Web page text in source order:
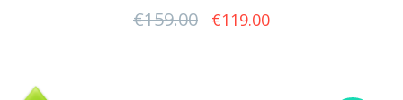
€159.00 Original
€119.00Current